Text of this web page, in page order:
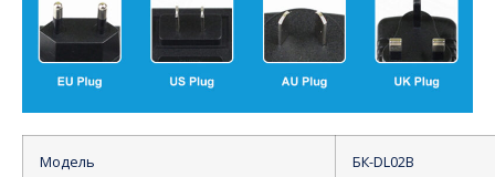
Модель БК-DL02B